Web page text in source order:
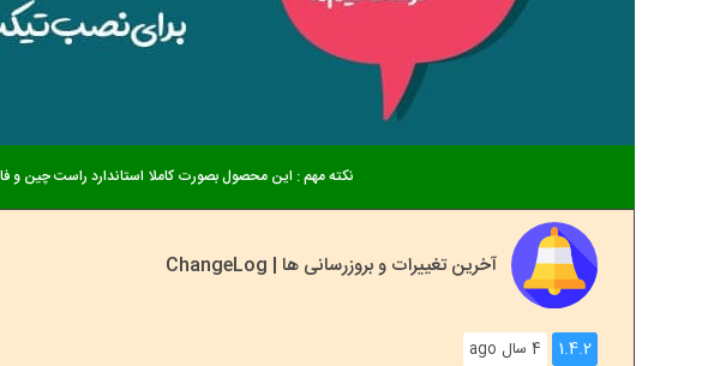
نکته مهم : این محصول بصورت کاملا استاندارد راست چین
آخرین تغییرات و بروزرسانی ها | ChangeLog
1.4.2 4 سال ago